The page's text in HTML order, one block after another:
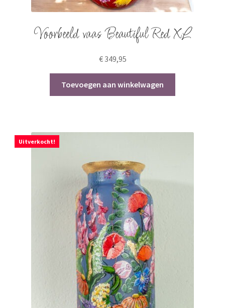
Voorbeeld vaas Beautiful Red XL
€349,95
Toevoegen aan winkelwagen
Uitverkocht!